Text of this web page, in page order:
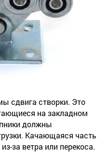
сдвига створки. Это
на закладном
должны
Качающаяся часть
за ветра или перекоса.